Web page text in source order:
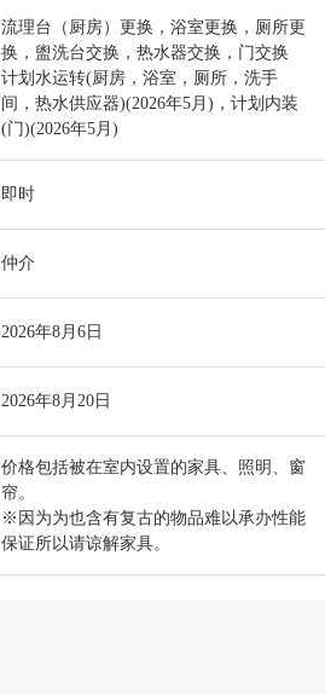
流理台（厨房）更换，浴室更换，厕所更
换，盥洗台交换，热水器交换，门交换
计划水运转(厨房，浴室，厕所，洗手
间，热水供应器)(2026年5月)，计划内装
(门)(2026年5月)
即时
仲介
2026年8月6日
2026年8月20日
价格包括被在室内设置的家具、照明、窗
帘。
※因为为也含有复古的物品难以承办性能
保证所以请谅解家具。